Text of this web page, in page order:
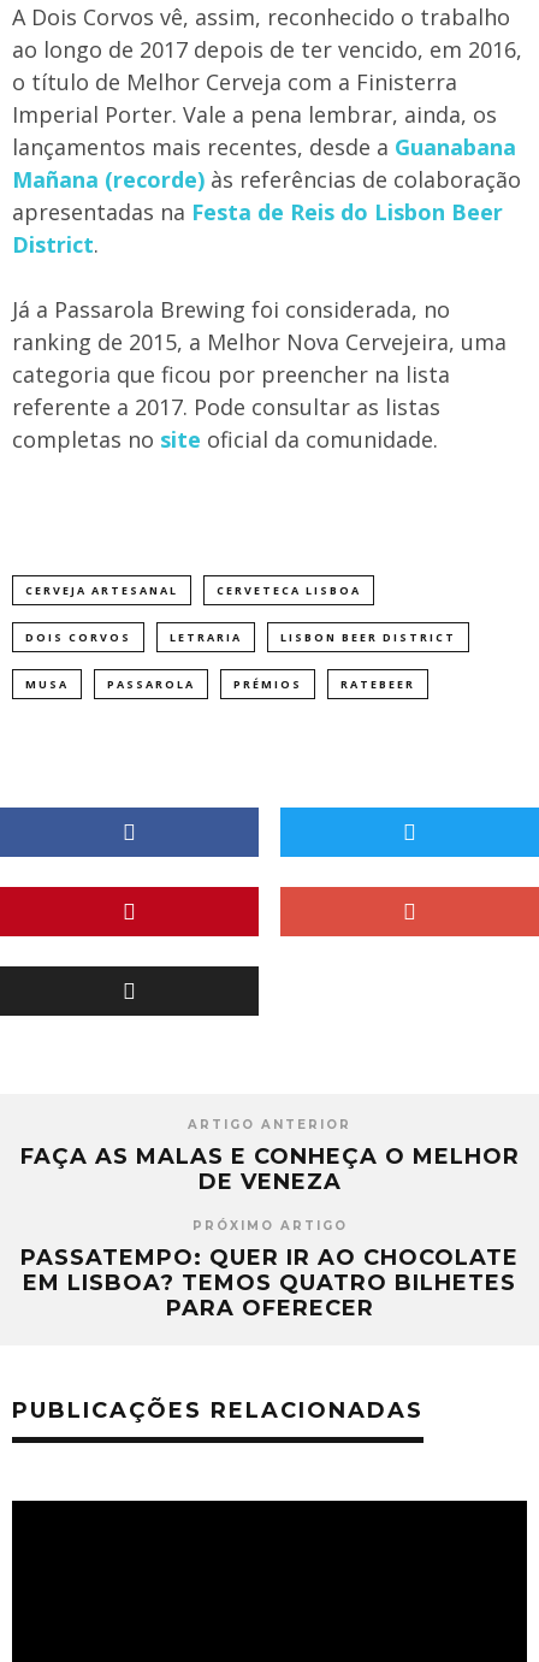
A Dois Corvos vê, assim, reconhecido o trabalho
ao longo de 2017 depois de ter vencido, em 2016,
o título de Melhor Cerveja com a Finisterra
Imperial Porter. Vale a pena lembrar, ainda, os
lançamentos mais recentes, desde a Guanabana
Mañana (recorde) às referências de colaboração
apresentadas na Festa de Reis do Lisbon Beer
District.
Já a Passarola Brewing foi considerada, no
ranking de 2015, a Melhor Nova Cervejeira, uma
categoria que ficou por preencher na lista
referente a 2017. Pode consultar as listas
completas no site oficial da comunidade.
CERVEJA ARTESANAL CERVETECA LISBOA
DOIS CORVOS LETRARIA LISBON BEER DISTRICT
MUSA PASSAROLA PRÉMIOS RATEBEER
ARTIGO ANTERIOR
FAÇA AS MALAS E CONHEÇA O MELHOR
DE VENEZA
PRÓXIMO ARTIGO
PASSATEMPO: QUER IR AO CHOCOLATE
EM LISBOA? TEMOS QUATRO BILHETES
PARA OFERECER
PUBLICAÇÕES RELACIONADAS